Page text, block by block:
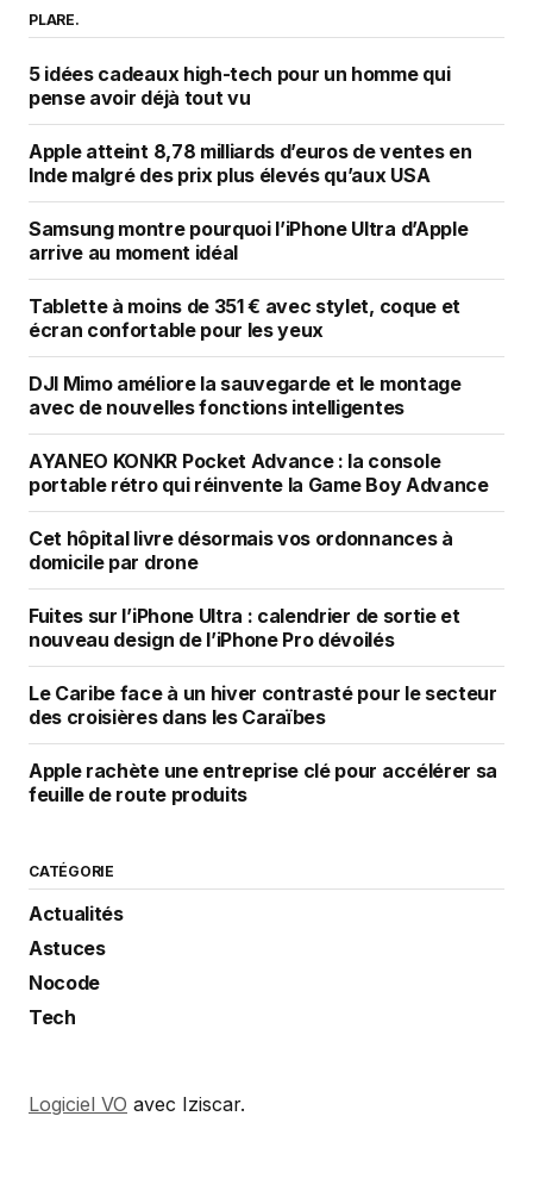
PLARE.
5 idées cadeaux high-tech pour un homme qui
pense avoir déjà tout vu
Apple atteint 8,78 milliards d’euros de ventes en
Inde malgré des prix plus élevés qu’aux USA
Samsung montre pourquoi l’iPhone Ultra d’Apple
arrive au moment idéal
Tablette à moins de 351 € avec stylet, coque et
écran confortable pour les yeux
DJI Mimo améliore la sauvegarde et le montage
avec de nouvelles fonctions intelligentes
AYANEO KONKR Pocket Advance : la console
portable rétro qui réinvente la Game Boy Advance
Cet hôpital livre désormais vos ordonnances à
domicile par drone
Fuites sur l’iPhone Ultra : calendrier de sortie et
nouveau design de l’iPhone Pro dévoilés
Le Caribe face à un hiver contrasté pour le secteur
des croisières dans les Caraïbes
Apple rachète une entreprise clé pour accélérer sa
feuille de route produits
CATÉGORIE
Actualités
Astuces
Nocode
Tech
Logiciel VO avec Iziscar.